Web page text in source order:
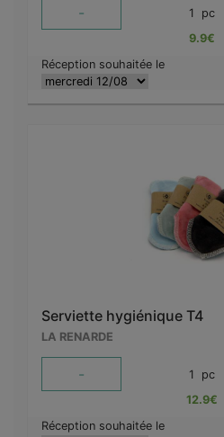
- 1 pc
9.9€
Réception souhaitée le
Serviette hygiénique T4
LA RENARDE
- 1 pc
12.9€
Réception souhaitée le